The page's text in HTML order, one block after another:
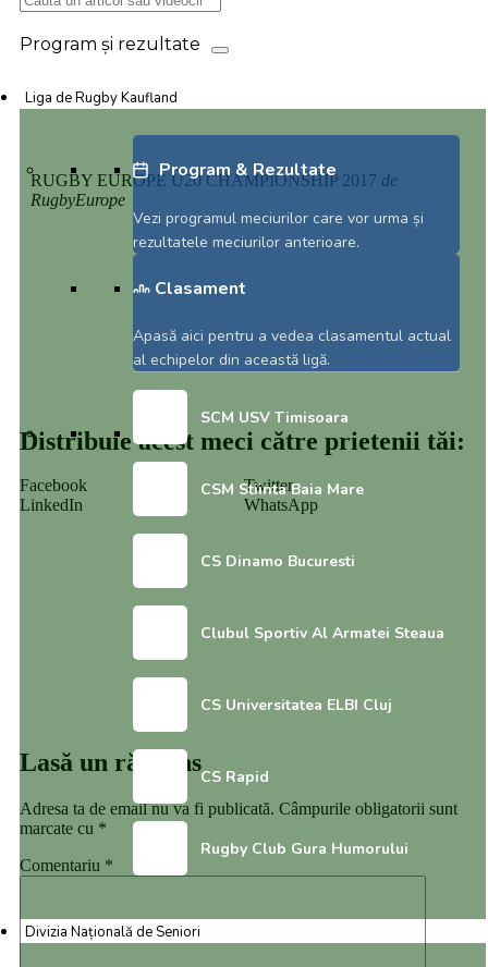
Liga de Rugby Kaufland
Program & Rezultate
Vezi programul meciurilor care vor urma și
rezultatele meciurilor anterioare.
Clasament
Apasă aici pentru a vedea clasamentul actual
al echipelor din această ligă.
SCM USV Timisoara
CSM Stiinta Baia Mare
CS Dinamo Bucuresti
Clubul Sportiv Al Armatei Steaua
CS Universitatea ELBI Cluj
CS Rapid
Rugby Club Gura Humorului
Divizia Națională de Seniori
#U20RugbyEurope Championship Portugalia
RUGBY EUROPE U20 CHAMPIONSHIP 2017 de
RugbyEurope
Distribuie acest meci către prietenii tăi:
Facebook
Twitter
LinkedIn
WhatsApp
Lasă un răspuns
Adresa ta de email nu va fi publicată. Câmpurile obligatorii sunt
marcate cu *
Comentariu *